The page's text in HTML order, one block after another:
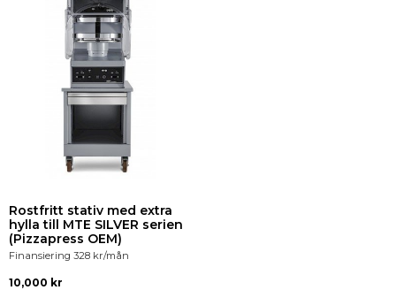
Rostfritt stativ med extra
hylla till MTE SILVER serien
(Pizzapress OEM)
Finansiering 328 kr/mån
10,000 kr